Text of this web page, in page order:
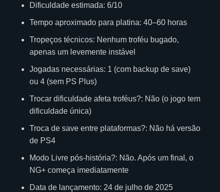
Dificuldade estimada: 6/10
Tempo aproximado para platina: 40–60 horas
Tropeços técnicos: Nenhum troféu bugado,
apenas um levemente instável
Jogadas necessárias: 1 (com backup de save)
ou 4 (sem PS Plus)
Trocar dificuldade afeta troféus?: Não (o jogo tem
dificuldade única)
Troca de save entre plataformas?: Não há versão
de PS4
Modo Livre pós-história?: Não. Após um final, o
NG+ começa imediatamente
Data de lançamento: 24 de julho de 2025